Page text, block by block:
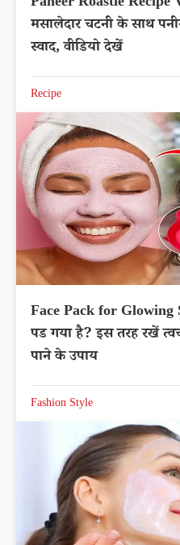
मसालेदार चटनी के साथ
स्वाद, वीडियो देखें
Recipe
Face Pack for
पड गया है? इस तरह रखें
पाने के उपाय
Fashion Style